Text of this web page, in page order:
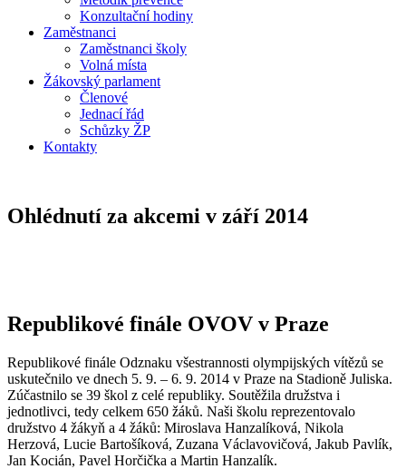
Konzultační hodiny
Zaměstnanci
Zaměstnanci školy
Volná místa
Žákovský parlament
Členové
Jednací řád
Schůzky ŽP
Kontakty
Ohlédnutí za akcemi v září 2014
Republikové finále OVOV v Praze
Republikové finále Odznaku všestrannosti olympijských vítězů se
uskutečnilo ve dnech 5. 9. – 6. 9. 2014 v Praze na Stadioně Juliska.
Zúčastnilo se 39 škol z celé republiky. Soutěžila družstva i
jednotlivci, tedy celkem 650 žáků. Naši školu reprezentovalo
družstvo 4 žákyň a 4 žáků: Miroslava Hanzalíková, Nikola
Herzová, Lucie Bartošíková, Zuzana Václavovičová, Jakub Pavlík,
Jan Kocián, Pavel Horčička a Martin Hanzalík.